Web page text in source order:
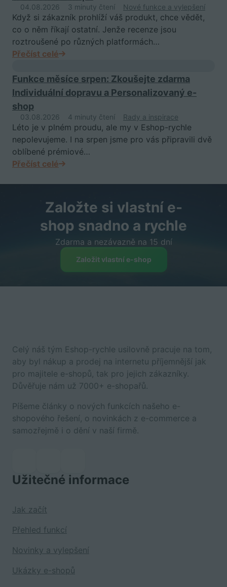
04.08.2026 3 minuty čtení Nové funkce a vylepšení
Když si zákazník prohlíží váš produkt, chce vědět,
co o něm říkají ostatní. Jenže recenze jsou
roztroušené po různých platformách…
Přečíst celé
Funkce měsíce srpen: Zkoušejte zdarma
Individuální dopravu a Personalizovaný e-
shop
03.08.2026 4 minuty čtení Rady a inspirace
Léto je v plném proudu, ale my v Eshop-rychle
nepolevujeme. I na srpen jsme pro vás připravili dvě
oblíbené prémiové…
Přečíst celé
Založte si vlastní e-
shop snadno a rychle
Zdarma a nezávazně na 15 dní
Založit vlastní e-shop
Celý náš tým Eshop-rychle usilovně pracuje na tom,
aby byl nákup a prodej na internetu příjemnější jak
pro majitele e-shopů, tak pro jejich zákazníky.
Důvěřuje nám už 7000+ e-shopařů.
Píšeme články o nových funkcích našeho e-
shopového řešení, o novinkách z e-commerce a
samozřejmě i o dění v naší firmě.
Užitečné informace
Jak začít
Přehled funkcí
Novinky a vylepšení
Ukázky e-shopů